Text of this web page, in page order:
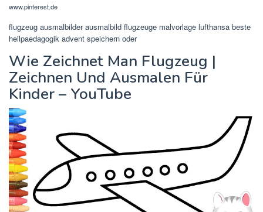
www.pinterest.de
flugzeug ausmalbilder ausmalbild flugzeuge malvorlage lufthansa beste
heilpaedagogik advent speichern oder
Wie Zeichnet Man Flugzeug |
Zeichnen Und Ausmalen Für
Kinder – YouTube